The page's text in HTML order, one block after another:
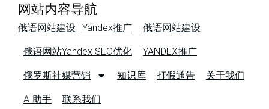
网站内容导航
俄语网站建设 | Yandex推广 俄语网站建设
俄语网站Yandex SEO优化 YANDEX推广
俄罗斯社媒营销 知识库 打假通告 关于我们
AI助手 联系我们